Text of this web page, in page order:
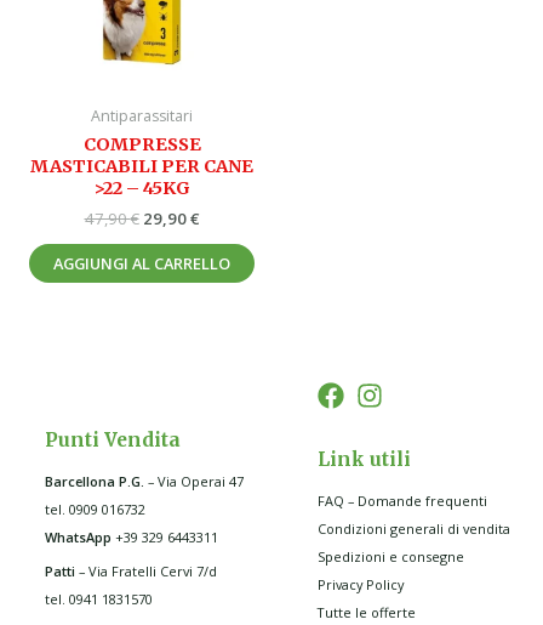
Antiparassitari
COMPRESSE
MASTICABILI PER CANE
>22 – 45KG
47,90€ 29,90€
AGGIUNGI AL CARRELLO
Punti Vendita
Barcellona P.G – Via Operai 47
tel. 0909 016732
WhatsApp +39 329 6443311
Patti – Via Fratelli Cervi 7/d
tel. 0941 1831570
Link utili
FAQ – Domande frequenti
Condizioni generali di vendita
Spedizioni e consegne
Privacy Policy
Tutte le offerte